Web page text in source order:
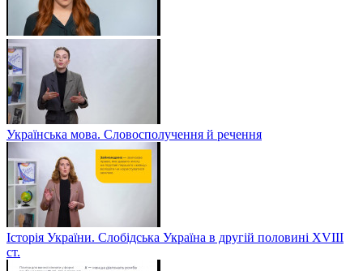
Українська мова. Словосполучення й речення
Історія України. Слобідська Україна в другій половині ХVIIІ
ст.